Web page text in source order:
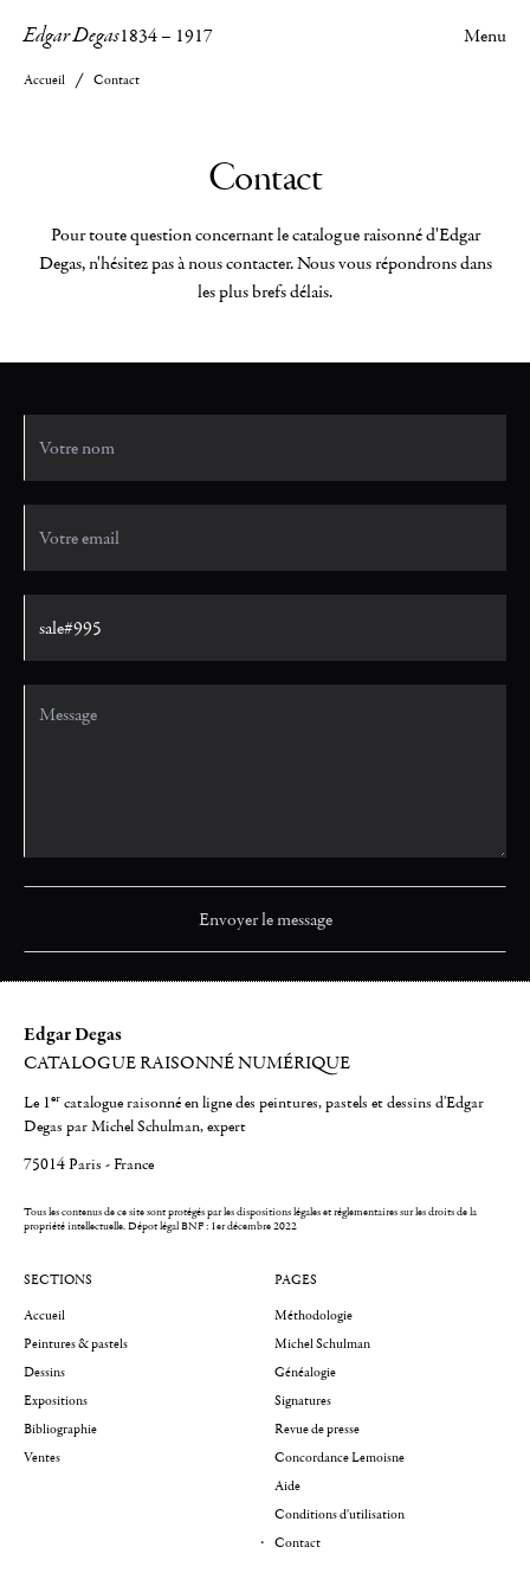
Edgar Degas1834– 1917 Menu
Accueil Contact
Contact
Pour toute question concernant le catalogue raisonné d'Edgar
Degas, n'hésitez pas à nous contacter. Nous vous répondrons dans
les plus brefs délais.
Edgar Degas
CATALOGUE RAISONNÉ NUMÉRIQUE
Le 1er catalogue raisonné en ligne des peintures, pastels et dessins d'Edgar
Degas par Michel Schulman, expert
75014 Paris - France
Tous les contenus de ce site sont protégés par les dispositions légales et réglementaires sur les droits de la
propriété intellectuelle.Dépot légal BNF : 1er décembre 2022
SECTIONS
Accueil
Peintures & pastels
Dessins
Expositions
Bibliographie
Ventes
PAGES
Méthodologie
Michel Schulman
Généalogie
Signatures
Revue de presse
Concordance Lemoisne
Aide
Conditions d'utilisation
Contact